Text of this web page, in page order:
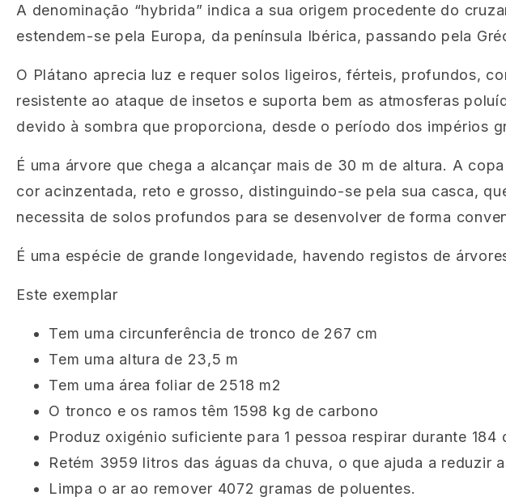
A denominação “hybrida” indica a sua origem procedente do
estendem-se pela Europa, da península Ibérica, passando pela
O Plátano aprecia luz e requer solos ligeiros, férteis, profundos,
resistente ao ataque de insetos e suporta bem as atmosferas
devido à sombra que proporciona, desde o período dos impérios
É uma árvore que chega a alcançar mais de 30 m de altura. A
cor acinzentada, reto e grosso, distinguindo-se pela sua casca,
necessita de solos profundos para se desenvolver de forma
É uma espécie de grande longevidade, havendo registos de
Este exemplar
Tem uma circunferência de tronco de 267 cm
Tem uma altura de 23,5 m
Tem uma área foliar de 2518 m2
O tronco e os ramos têm 1598 kg de carbono
Produz oxigénio suficiente para 1 pessoa respirar durante 184
Retém 3959 litros das águas da chuva, o que ajuda a reduzir
Limpa o ar ao remover 4072 gramas de poluentes.